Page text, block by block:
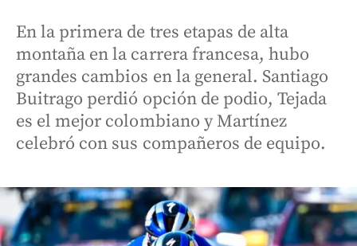
En la primera de tres etapas de alta
montaña en la carrera francesa, hubo
grandes cambios en la general. Santiago
Buitrago perdió opción de podio, Tejada
es el mejor colombiano y Martínez
celebró con sus compañeros de equipo.